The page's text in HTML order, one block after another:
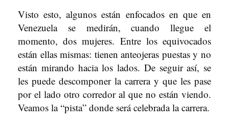
Visto esto, algunos están enfocados en que en
Venezuela se medirán, cuando llegue el
momento, dos mujeres. Entre los equivocados
están ellas mismas: tienen anteojeras puestas y no
están mirando hacia los lados. De seguir así, se
les puede descomponer la carrera y que les pase
por el lado otro corredor al que no están viendo.
Veamos la “pista” donde será celebrada la carrera.